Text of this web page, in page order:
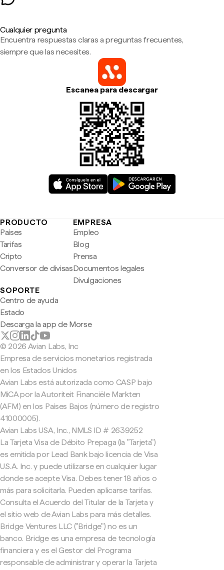
Cualquier pregunta
Encuentra respuestas claras a preguntas frecuentes,
siempre que las necesites.
Escanea para descargar
PRODUCTO
Países
Tarifas
Cripto
Conversor de divisas
EMPRESA
Empleo
Blog
Prensa
Documentos legales
Divulgaciones
SOPORTE
Centro de ayuda
Estado
Descarga la app de Morse
© 2026 Avian Labs, Inc
Empresa de servicios monetarios registrada
en los Estados Unidos
Avian Labs está autorizada como CASP bajo
MiCA por la Autoriteit Financiële Markten
(AFM) en los Países Bajos (número de registro
41000005).
Avian Labs USA, Inc., NMLS ID # 2639252
La Tarjeta Visa de Débito Prepaga (la "Tarjeta")
es emitida por Lead Bank bajo licencia de Visa
U.S.A. Inc. y puede utilizarse en cualquier lugar
donde se acepte Visa. Debes tener 18 años o
más para solicitarla. Pueden aplicarse tarifas.
Consulta el Acuerdo del Titular de la Tarjeta y
el sitio web de Avian Labs para más detalles.
Bridge Ventures LLC ("Bridge") no es un
banco. Bridge es una empresa de tecnología
financiera y es el Gestor del Programa
responsable de administrar y operar la Tarjeta